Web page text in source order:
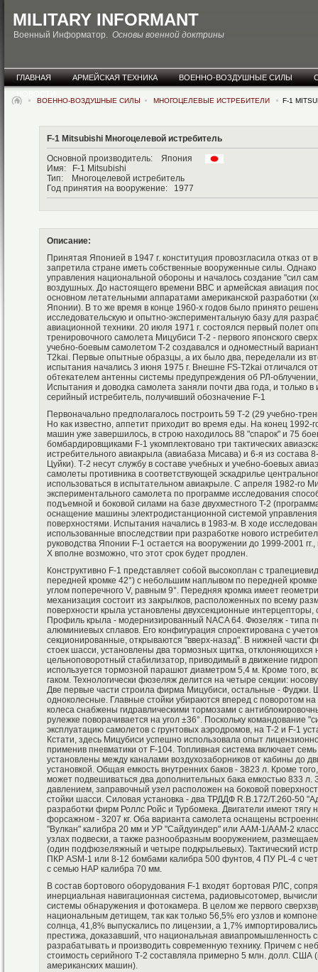
MILITARY INFORMANT
Военный Информатор. Основы военной доктрины
ГЛАВНАЯ АРМЕЙСКАЯ ТЕХНИКА ВОЕННО-ВОЗДУШНЫЕ СИЛЫ
ВОЕННО-ВОЗДУШНЫЕ СИЛЫ МНОГОЦЕЛЕВЫЕ ИСТРЕБИТЕЛИ F-1
F-1 Mitsubishi Многоцелевой истребитель
Основной производитель: Япония
Имя: F-1 Mitsubishi
Тип: Многоцелевой истребитель
Год принятия на вооружение: 1977
Описание:
Принятая Японией в 1947 г. конституция провозгласила отказ от
запретила стране иметь собственные вооруженные силы.
управления национальной обороны и началось создание "сил
воздушных. До настоящего времени ВВС и армейская авиация
основном летательными аппаратами американской разработки
Японии). В то же время в конце 1960-х годов было принято
исследовательскую и опытно-экспериментальную базу для
авиационной техники. 20 июля 1971 г. состоялся первый полет
тренировочного самолета Мицубиси Т-2 - первого японского
учебно-боевым самолетом T-2 создавался и одноместный
T2kai. Первые опытные образцы, а их было два, переделали из
испытания начались 3 июня 1975 г. Внешне FS-T2kai отличался
обтекателем антенны системы предупреждения об РЛ-
Испытания и доводка самолета заняли почти два года, и только
серийный истребитель, получивший обозначение F-1
Первоначально предполагалось построить 59 Т-2 (29 учебно-
Но как известно, аппетит приходит во время еды. На конец 1992-
машин уже завершилось, в строю находилось 88 "спарок" и 75
бомбардировщиками F-1 укомплектовано три тактических
истребительного авиакрыла (авиабаза Мисава) и 6-я из состава
Цуйки). Т-2 несут службу в составе учебных и учебно-боевых
самолеты противника в соответствующей эскадрилье
использоваться в испытательном авиакрыле. С апреля 1982-го
экспериментального самолета по программе исследования
подъемной и боковой силами на базе двухместного T-2
оснащение машины электродистанционной системой
поверхностями. Испытания начались в 1983-м. В ходе
использованные впоследствии при разработке нового
руководства Японии F-1 остается на вооружении до 1999-2001
X вполне возможно, что этот срок будет продлен.
Конструктивно F-1 представляет собой высокоплан с
передней кромке 42°) с небольшим наплывом по передней
углом поперечного V, равным 9°. Передняя кромка имеет
механизация состоит из закрылков, расположенных по всему
поверхности крыла установлены двухсекционные
Профиль крыла - модернизированный NACA 64. Фюзеляж - типа
алюминиевых сплавов. Его конфигурация спроектирована с
секционированные, открываются "вверх-назад". В нижней части
стоек шасси, установлены два тормозных щитка, отклоняющихся
цельноповоротный стабилизатор, приводимый в движение
используется тормозной парашют диаметром 5,4 м. Кроме
гаком. Технологически фюзеляж делится на четыре секции:
Две первые части строила фирма Мицубиси, остальные - Фуджи.
одноколесные. Главные стойки убираются вперед с поворотом
колеса снабжены гидравлическими тормозами с
рулежке поворачивается на угол ±36°. Поскольку командование
эксплуатацию самолетов с грунтовых аэродромов, на Т-2 и F-1
Кстати, здесь Мицубиси успешно использовала опыт
применив пневматики от F-104. Топливная система включает
установлены между каналами воздухозаборников от кабины до
установкой. Общая емкость внутренних баков - 3823 л. Кроме
может подвешиваться два дополнительных бака емкостью 833 л.
давлением, заправочный узел расположен на боковой
стойки шасси. Силовая установка - два ТРДДФ R.B.172/Т.260-50
разработки фирм Роллс Ройс и Турбомека. Двигатели имеют тягу
форсажном - 3207 кг. Оба варианта самолета оснащены
"Вулкан" калибра 20 мм и УР "Сайдуиндер" или ААМ-1/ААМ-2
узлах подвески, а также разнообразным вооружением,
(один подфюзеляжный и четыре подкрыльевых). Тактический
ПКР ASM-1 или 8-12 бомбами калибра 500 фунтов, 4 ПУ PL-4 с
с семью НАР калибра 70 мм.
В состав бортового оборудования F-1 входят бортовая РЛС,
инерциальная навигационная система, радиовысотомер,
системы обнаружения и фотокамера. В целом же первого
национальным детищем, так как только 56,5% его узлов и
солнца, 41,8% выпускались по лицензии, а 1,7%
престижа, доказавший, что национальная авиапромышленность
разрабатывать и производить современную технику. Причем с
стоимость серийного Т-2 составляла примерно 5 млн. долл. США
американских машин).